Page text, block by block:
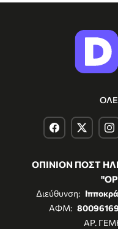
ΟΠΙΝΙΟΝ ΠΟΣΤ
Διεύθυνση:
ΑΦΜ:
ΑΡ.